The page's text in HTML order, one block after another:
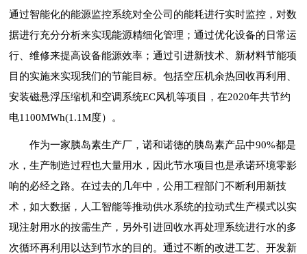
通过智能化的能源监控系统对全公司的能耗进行实时监控，对数
据进行充分分析来实现能源精细化管理；通过优化设备的日常运
行、维修来提高设备能源效率；通过引进新技术、新材料节能项
目的实施来实现我们的节能目标。包括空压机余热回收再利用、
安装磁悬浮压缩机和空调系统EC风机等项目，在2020年共节约
电1100MWh(1.1M度）。
作为一家胰岛素生产厂，诺和诺德的胰岛素产品中90%都是
水，生产制造过程也大量用水，因此节水项目也是承诺环境零影
响的必经之路。在过去的几年中，公用工程部门不断利用新技
术，如大数据，人工智能等推动供水系统的拉动式生产模式以实
现注射用水的按需生产，另外引进回收水再处理系统进行水的多
次循环再利用以达到节水的目的。通过不断的改进工艺、开发新